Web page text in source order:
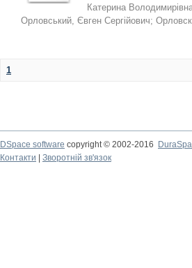
Катерина
Орловський, Євген Сергійович;
1
DSpace software copyright © 2002-2016
Контакти
Зворотній зв'язок